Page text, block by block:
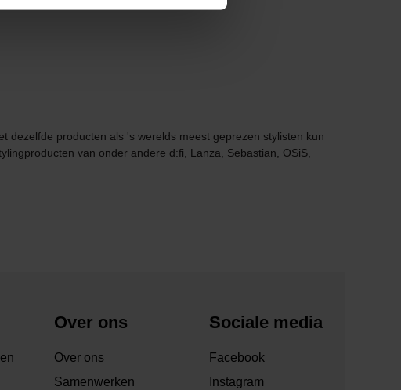
dezelfde producten als 's werelds meest geprezen stylisten kun
van onder andere d:fi, Lanza, Sebastian, OSiS,
Over ons
Over ons
Samenwerken
Sociale media
Facebook
Instagram